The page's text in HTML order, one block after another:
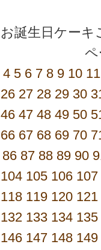
誕生日ケーキ
4 5 6 7 8 9 10 11
26 27 28 29 30
46 47 48 49 50
66 67 68 69 70
86 87 88 89 90
104 105 106 107
118 119 120 121
132 133 134 135
146 147 148 149